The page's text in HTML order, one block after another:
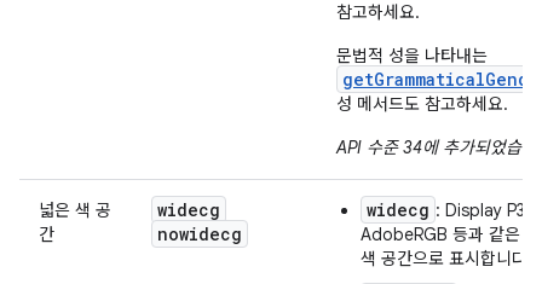
참고하세요.
문법적 성을 나타내는
성 메서드도 참고하세요.
API 수준 34에 추가되었습니
넓은 색 공
간
widecg
nowidecg
widecg : Display P3,
AdobeRGB 등과 같은
색 공간으로 표시합니다.